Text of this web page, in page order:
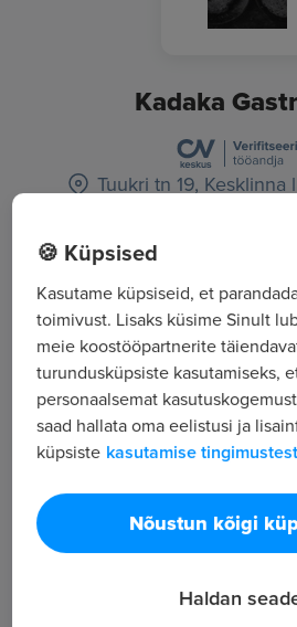
Kadaka
Tuukri tn 19, Kesklinna
Majutus, toitlustus
Kõik
Tööpakkuja tutvustus
682
Vaatamised
Kadaka Buffee on Kadaka teel
lõunasöögikoht, mille fookuses
täisväärtuslik lõunasöök.
mugavaks lõunapausiks.
🍪 Küpsised
Kasutame küpsiseid, et
toimivust. Lisaks küsime Sinult
meie koostööpartnerite
turundusküpsiste kasutamiseks,
personaalsemat
saad hallata oma eelistusi ja
küpsiste kasutamise
Nõustun kõigi
Haldan